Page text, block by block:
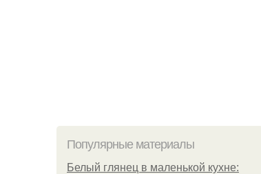
Популярные материалы
Белый глянец в маленькой кухне: